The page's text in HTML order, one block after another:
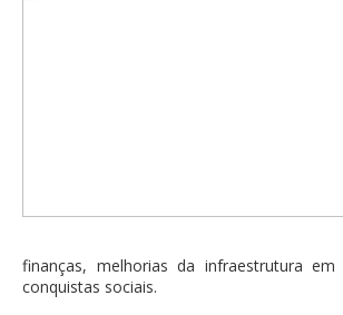
finanças, melhorias da infraestrutura
conquistas sociais.